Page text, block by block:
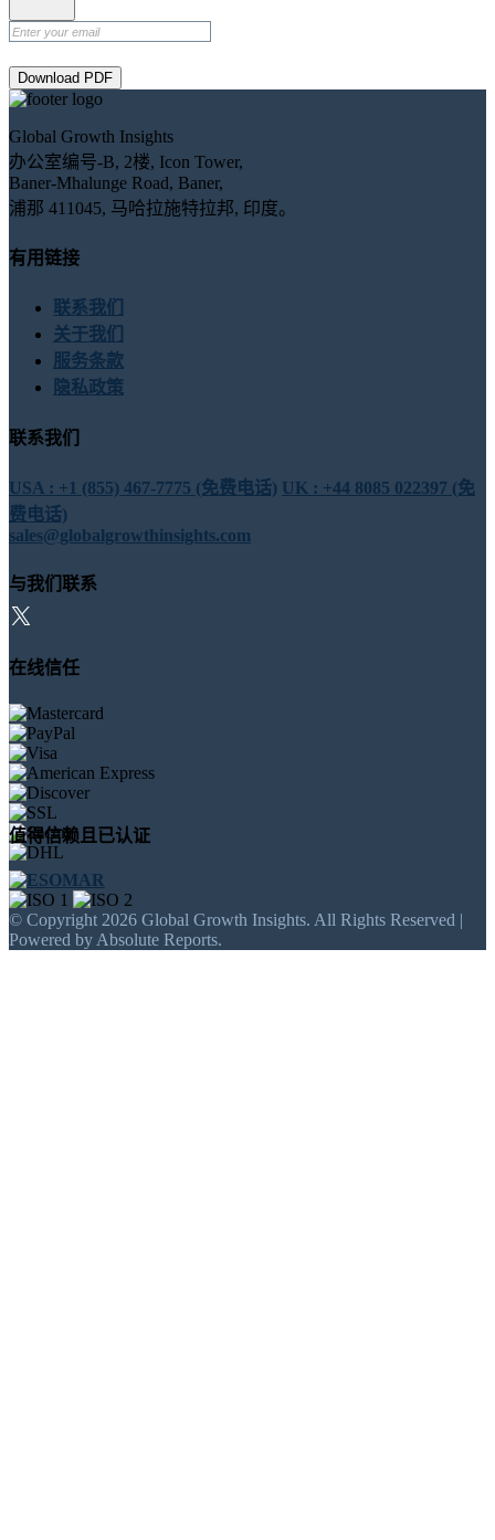
Download PDF
Global Growth Insights
办公室编号-B, 2楼, Icon Tower,
Baner-Mhalunge Road, Baner,
浦那 411045, 马哈拉施特拉邦, 印度。
有用链接
联系我们
关于我们
服务条款
隐私政策
联系我们
USA : +1 (855) 467-7775 (免费电话) UK : +44 8085 022397 (免
费电话)
sales@globalgrowthinsights.com
与我们联系
在线信任
值得信赖且已认证
© Copyright 2026 Global Growth Insights. All Rights Reserved |
Powered by Absolute Reports.